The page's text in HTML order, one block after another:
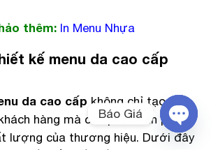
thêm: In Menu Nhựa
kế menu da cao cấp
da cao cấp không chỉ tạo ấn
hàng mà còn phản ánh phong
lượng của thương hiệu. Dưới đây
Báo Giá
OPEN